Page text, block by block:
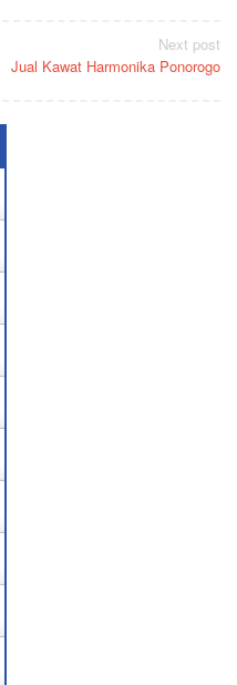
Next post
Jual Kawat Harmonika Ponorogo